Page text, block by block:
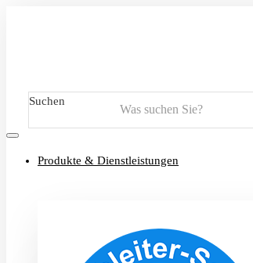
Suchen
Produkte & Dienstleistungen